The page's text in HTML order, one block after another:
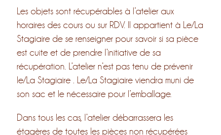
Les objets sont récupérables à l’atelier aux
horaires des cours ou sur RDV. Il appartient à Le/La
Stagiaire de se renseigner pour savoir si sa pièce
est cuite et de prendre l’initiative de sa
récupération. L’atelier n’est pas tenu de prévenir
le/La Stagiaire . Le/La Stagiaire viendra muni de
son sac et le nécessaire pour l’emballage.
Dans tous les cas, l’atelier débarrassera les
étagères de toutes les pièces non récupérées